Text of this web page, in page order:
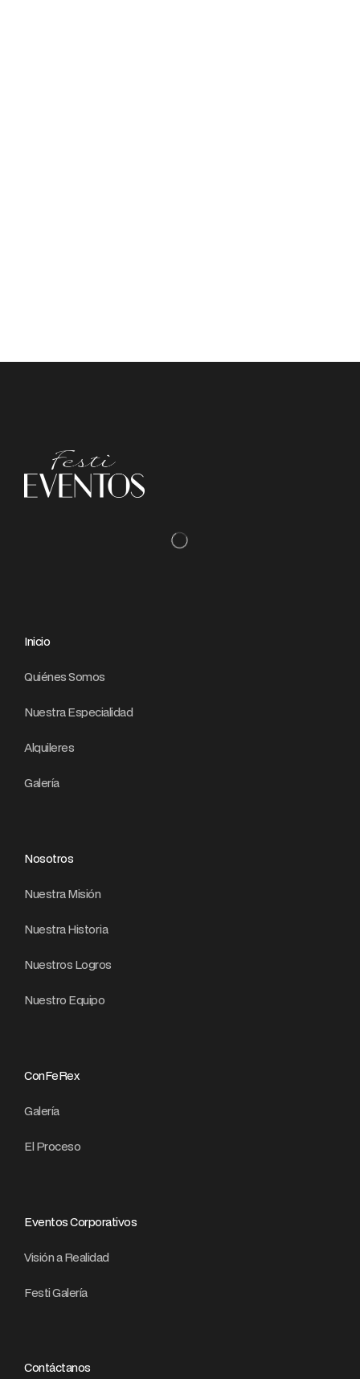
Inicio
Quiénes Somos
Nuestra Especialidad
Alquileres
Galería
Nosotros
Nuestra Misión
Nuestra Historia
Nuestros Logros
Nuestro Equipo
ConFeRex
Galería
El Proceso
Eventos Corporativos
Visión a Realidad
Festi Galería
Contáctanos